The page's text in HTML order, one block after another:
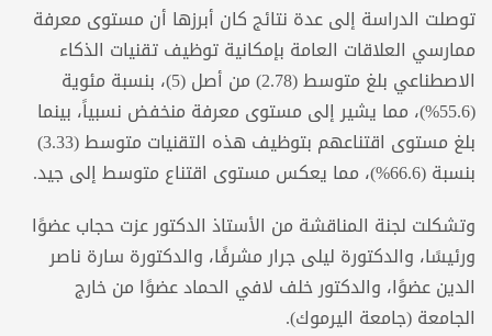
توصلت الدراسة إلى عدة نتائج كان أبرزها أن مستوى معرفة
ممارسي العلاقات العامة بإمكانية توظيف تقنيات الذكاء
الاصطناعي بلغ متوسط (2.78) من أصل (5)، بنسبة مئوية
(55.6%)، مما يشير إلى مستوى معرفة منخفض نسبياً، بينما
بلغ مستوى اقتناعهم بتوظيف هذه التقنيات متوسط (3.33)
بنسبة (66.6%)، مما يعكس مستوى اقتناع متوسط إلى جيد.
وتشكلت لجنة المناقشة من الأستاذ الدكتور عزت حجاب عضوًا
ورئيسًا، والدكتورة ليلى جرار مشرفًا، والدكتورة سارة ناصر
الدين عضوًا، والدكتور خلف لافي الحماد عضوًا من خارج
الجامعة (جامعة اليرموك).